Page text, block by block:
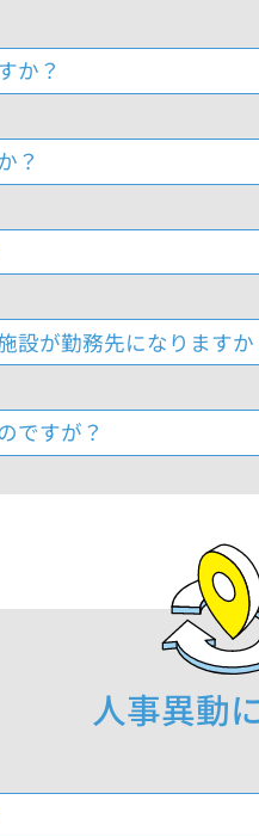
か？
？
設が勤務先になりますか
ですが？
人事異動